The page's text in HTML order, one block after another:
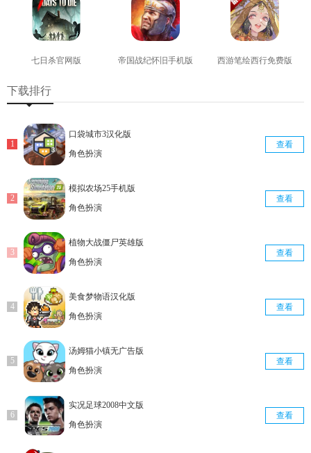
七日杀官网版 帝国战纪怀旧手机版 西游笔绘西行免费版
下载排行
口袋城市3汉化版
角色扮演
查看
模拟农场25手机版
角色扮演
查看
植物大战僵尸英雄版
角色扮演
查看
美食梦物语汉化版
角色扮演
查看
汤姆猫小镇无广告版
角色扮演
查看
实况足球2008中文版
角色扮演
查看